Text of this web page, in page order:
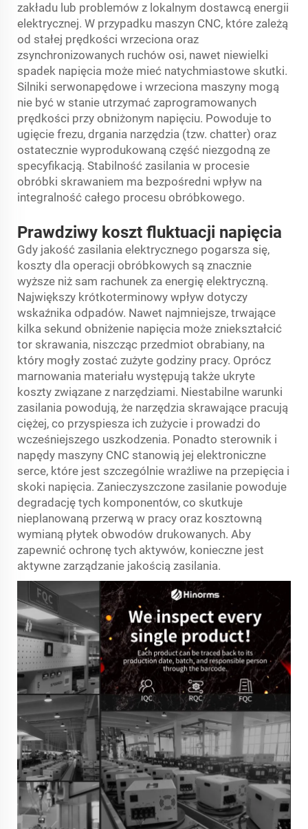
zakładu lub problemów z lokalnym dostawcą energii
elektrycznej. W przypadku maszyn CNC, które zależą
od stałej prędkości wrzeciona oraz
zsynchronizowanych ruchów osi, nawet niewielki
spadek napięcia może mieć natychmiastowe skutki.
Silniki serwonapędowe i wrzeciona maszyny mogą
nie być w stanie utrzymać zaprogramowanych
prędkości przy obniżonym napięciu. Powoduje to
ugięcie frezu, drgania narzędzia (tzw. chatter) oraz
ostatecznie wyprodukowaną część niezgodną ze
specyfikacją. Stabilność zasilania w procesie
obróbki skrawaniem ma bezpośredni wpływ na
integralność całego procesu obróbkowego.
Prawdziwy koszt fluktuacji napięcia
Gdy jakość zasilania elektrycznego pogarsza się,
koszty dla operacji obróbkowych są znacznie
wyższe niż sam rachunek za energię elektryczną.
Największy krótkoterminowy wpływ dotyczy
wskaźnika odpadów. Nawet najmniejsze, trwające
kilka sekund obniżenie napięcia może zniekształcić
tor skrawania, niszcząc przedmiot obrabiany, na
który mogły zostać zużyte godziny pracy. Oprócz
marnowania materiału występują także ukryte
koszty związane z narzędziami. Niestabilne warunki
zasilania powodują, że narzędzia skrawające pracują
ciężej, co przyspiesza ich zużycie i prowadzi do
wcześniejszego uszkodzenia. Ponadto sterownik i
napędy maszyny CNC stanowią jej elektroniczne
serce, które jest szczególnie wrażliwe na przepięcia i
skoki napięcia. Zanieczyszczone zasilanie powoduje
degradację tych komponentów, co skutkuje
nieplanowaną przerwą w pracy oraz kosztowną
wymianą płytek obwodów drukowanych. Aby
zapewnić ochronę tych aktywów, konieczne jest
aktywne zarządzanie jakością zasilania.